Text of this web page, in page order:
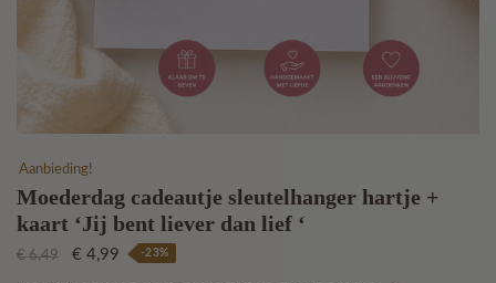
Aanbieding!
Moederdag cadeautje sleutelhanger hartje +
kaart ‘Jij bent liever dan lief ‘
€6,49
Oorspronkelijke
€ 4,99 Huidige
-23%